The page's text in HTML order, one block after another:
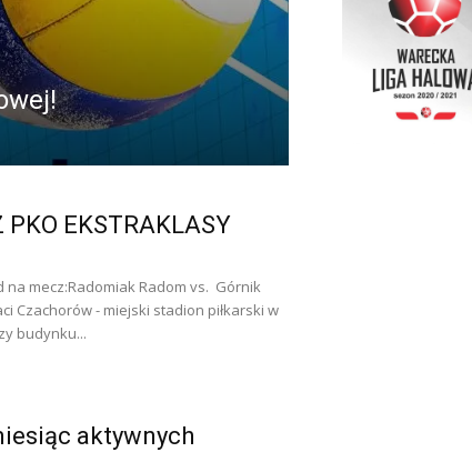
EKSTRAKLASY
mecz:Radomiak Radom vs. Górnik
Czachorów - miejski stadion piłkarski w
budynku...
aktywnych